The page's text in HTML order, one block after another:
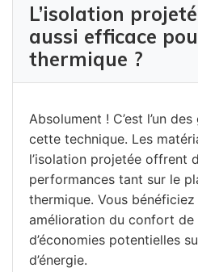
L’isolation
aussi efficace
thermique ?
Absolument ! C’est l’un
cette technique. Les
l’isolation projetée offrent
performances tant sur le
thermique. Vous bénéficiez
amélioration du confort
d’économies potentielles
d’énergie.